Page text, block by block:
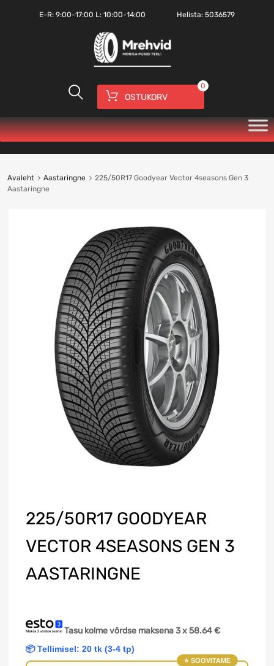
E-R: 9:00-17:00 L: 10:00-14:00 Helista:5036579
OSTUKORV
0
Avaleht Aastaringne
225/50R17 Goodyear Vector 4seasons Gen 3
Aastaringne
225/50R17 GOODYEAR
VECTOR 4SEASONS GEN 3
AASTARINGNE
Tasu kolme võrdse maksena 3 x58.64€
📦 Tellimisel: 20 tk (3-4 tp)
⭐ SOOVITAME